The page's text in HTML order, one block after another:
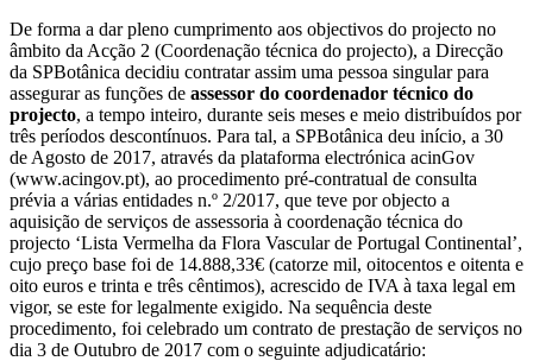
De forma a dar pleno cumprimento aos objectivos do projecto no
âmbito da Acção 2 (Coordenação técnica do projecto), a Direcção
da SPBotânica decidiu contratar assim uma pessoa singular para
assegurar as funções de assessor do coordenador técnico do
projecto, a tempo inteiro, durante seis meses e meio distribuídos por
três períodos descontínuos. Para tal, a SPBotânica deu início, a 30
de Agosto de 2017, através da plataforma electrónica acinGov
(www.acingov.pt), ao procedimento pré-contratual de consulta
prévia a várias entidades n.º 2/2017, que teve por objecto a
aquisição de serviços de assessoria à coordenação técnica do
projecto ‘Lista Vermelha da Flora Vascular de Portugal Continental’,
cujo preço base foi de 14.888,33€ (catorze mil, oitocentos e oitenta e
oito euros e trinta e três cêntimos), acrescido de IVA à taxa legal em
vigor, se este for legalmente exigido. Na sequência deste
procedimento, foi celebrado um contrato de prestação de serviços no
dia 3 de Outubro de 2017 com o seguinte adjudicatário: